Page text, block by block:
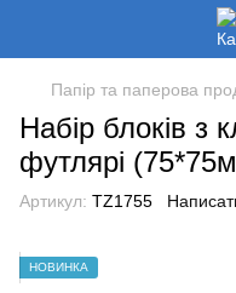
Папір та паперова
Набір блоків з
футлярі
Артикул: TZ1755
НОВИНКА